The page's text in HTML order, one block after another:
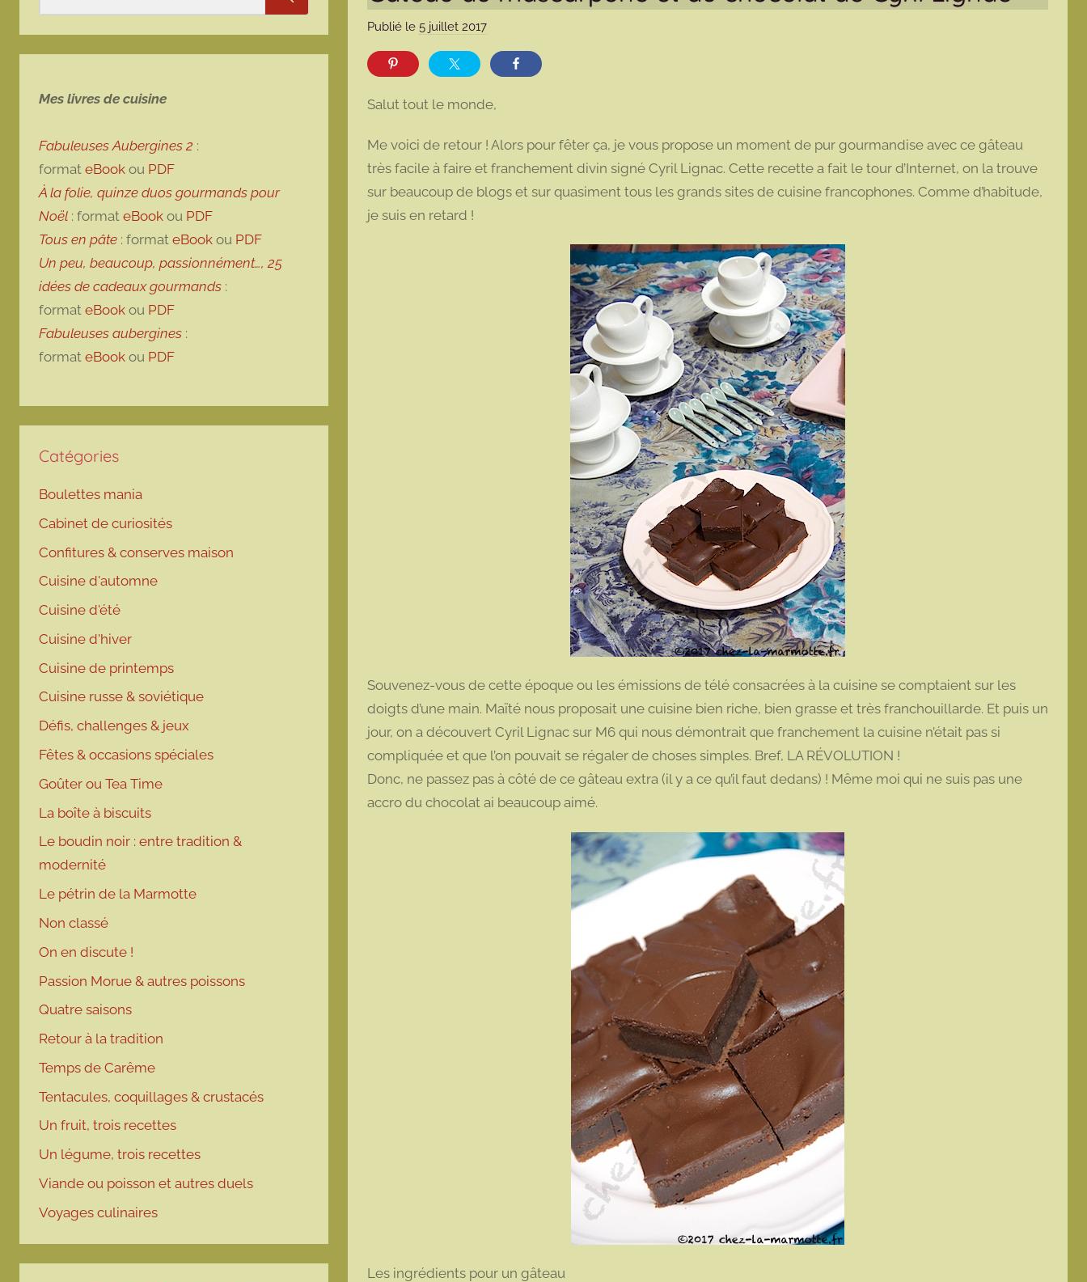
Publié le 5 juillet 2017p
r
a
m
o
t
Salut tout le monde,
Me voici de retour ! Alors pour fêter ça, je vous propose un moment de pur gourmandise avec ce gâteau
très facile à faire et franchement divin signé Cyril Lignac. Cette recette a fait le tour d’Internet, on la trouve
sur beaucoup de blogs et sur quasiment tous les grands sites de cuisine francophones. Comme d’habitude,
je suis en retard !
Souvenez-vous de cette époque ou les émissions de télé consacrées à la cuisine se comptaient sur les
doigts d’une main. Maïté nous proposait une cuisine bien riche, bien grasse et très franchouillarde. Et puis un
jour, on a découvert Cyril Lignac sur M6 qui nous démontrait que franchement la cuisine n’était pas si
compliquée et que l’on pouvait se régaler de choses simples. Bref, LA RÉVOLUTION !
Donc, ne passez pas à côté de ce gâteau extra (il y a ce qu’il faut dedans) ! Même moi qui ne suis pas une
accro du chocolat ai beaucoup aimé.
Les ingrédients pour un gâteau
Rechercher
Mes livres de cuisine
Fabuleuses Aubergines 2 :
format eBook ou PDF
À la folie, quinze duos gourmands pour
Noël : format eBook ou PDF
Tous en pâte : format eBook ou PDF
Un peu, beaucoup, passionnément…, 25
idées de cadeaux gourmands :
format eBook ou PDF
Fabuleuses aubergines :
format eBook ou PDF
Catégories
Boulettes mania
Cabinet de curiosités
Confitures & conserves maison
Cuisine d'automne
Cuisine d'été
Cuisine d'hiver
Cuisine de printemps
Cuisine russe & soviétique
Défis, challenges & jeux
Fêtes & occasions spéciales
Goûter ou Tea Time
La boîte à biscuits
Le boudin noir : entre tradition &
modernité
Le pétrin de la Marmotte
Non classé
On en discute !
Passion Morue & autres poissons
Quatre saisons
Retour à la tradition
Temps de Carême
Tentacules, coquillages & crustacés
Un fruit, trois recettes
Un légume, trois recettes
Viande ou poisson et autres duels
Voyages culinaires